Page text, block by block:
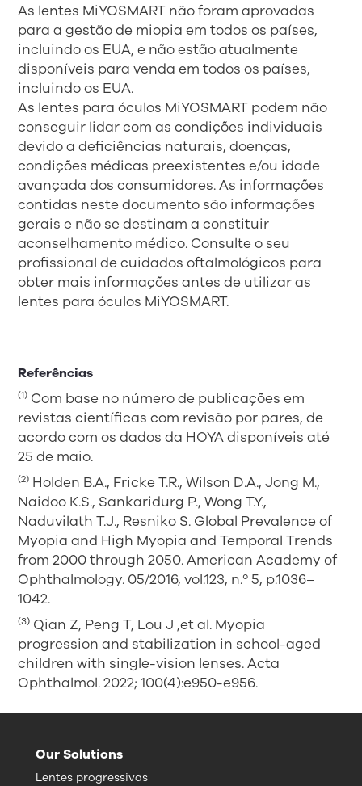
As lentes MiYOSMART não foram aprovadas
para a gestão de miopia em todos os países,
incluindo os EUA, e não estão atualmente
disponíveis para venda em todos os países,
incluindo os EUA.
As lentes para óculos MiYOSMART podem não
conseguir lidar com as condições individuais
devido a deficiências naturais, doenças,
condições médicas preexistentes e/ou idade
avançada dos consumidores. As informações
contidas neste documento são informações
gerais e não se destinam a constituir
aconselhamento médico. Consulte o seu
profissional de cuidados oftalmológicos para
obter mais informações antes de utilizar as
lentes para óculos MiYOSMART.
Referências
(1) Com base no número de publicações em
revistas científicas com revisão por pares, de
acordo com os dados da HOYA disponíveis até
25 de maio.
(2) Holden B.A., Fricke T.R., Wilson D.A., Jong M.,
Naidoo K.S., Sankaridurg P., Wong T.Y.,
Naduvilath T.J., Resniko S. Global Prevalence of
Myopia and High Myopia and Temporal Trends
from 2000 through 2050. American Academy of
Ophthalmology. 05/2016, vol.123, n.º 5, p.1036–
1042.
(3) Qian Z, Peng T, Lou J ,et al. Myopia
progression and stabilization in school-aged
children with single-vision lenses. Acta
Ophthalmol. 2022; 100(4):e950-e956.
Our Solutions
Lentes progressivas